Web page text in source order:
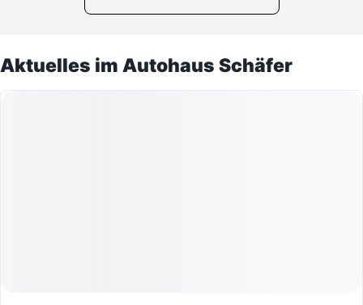
Aktuelles im Autohaus Schäfer